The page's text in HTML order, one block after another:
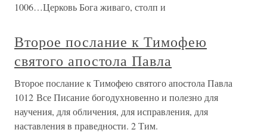
1006…Церковь Бога живаго, столп и
Второе послание к Тимофею
святого апостола Павла
Второе послание к Тимофею святого апостола Павла
1012 Все Писание богодухновенно и полезно для
научения, для обличения, для исправления, для
наставления в праведности. 2 Тим.